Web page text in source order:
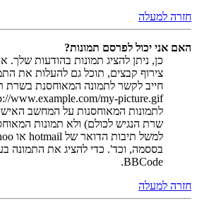
חזרה למעלה
האם אני יכול לפרסם תמונות?
כן, ניתן להציג תמונות בהודעות
צירוף קבצים, תוכל גם להעלות את
חייב לקשר לתמונה המאוחסנת בשרת
לתמונות המאוחסנות על המחשב
שרת הנגיש לכולם) ולא תמונות
BBCode.
חזרה למעלה